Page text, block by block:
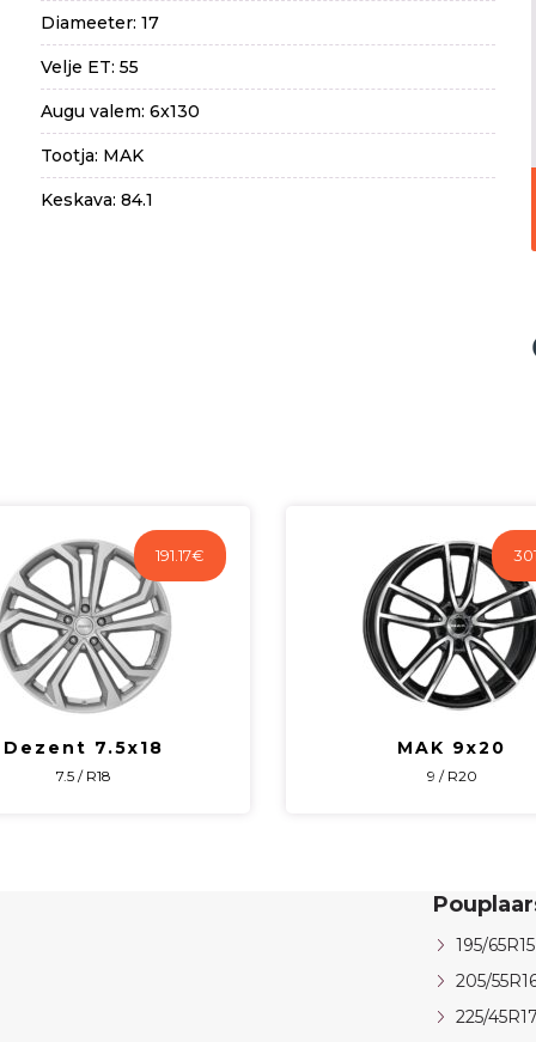
Diameeter: 17
Velje ET: 55
Augu valem: 6x130
Tootja: MAK
Keskava: 84.1
191.17€
Dezent 7.5x18
7.5 / R18
MAK 9x20
9 / R20
195/65R15
205/
225/45R17